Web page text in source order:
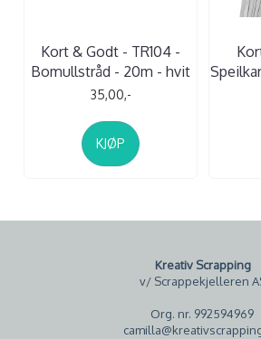
Kort & Godt - TR104 -
Bomullstråd - 20m - hvit
35,00,-
KJØP
Kreativ Scrapping
v/ Scrappekjelleren
Org. nr. 992594969